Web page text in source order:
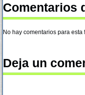
Comentarios
No hay comentarios para esta
Deja un